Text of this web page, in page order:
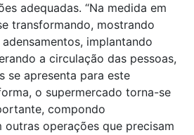
adequadas. “Na medida em
transformando, mostrando
implantando
a circulação das pessoas,
se apresenta para este
o supermercado torna-se
compondo
outras operações que precisam